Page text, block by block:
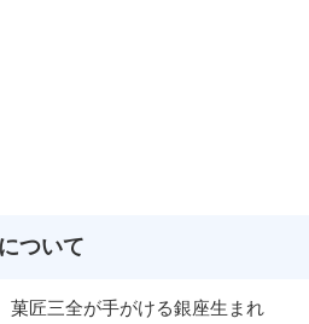
ついて
菓匠三全が手がける銀座生まれ